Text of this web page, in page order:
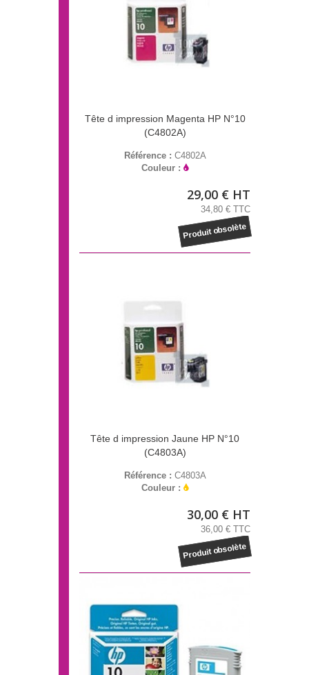
Tête d impression Magenta HP N°10
(C4802A)
Référence : C4802A
Couleur :
29,00 € HT
34,80 € TTC
Produit obsolète
Tête d impression Jaune HP N°10
(C4803A)
Référence : C4803A
Couleur :
30,00 € HT
36,00 € TTC
Produit obsolète